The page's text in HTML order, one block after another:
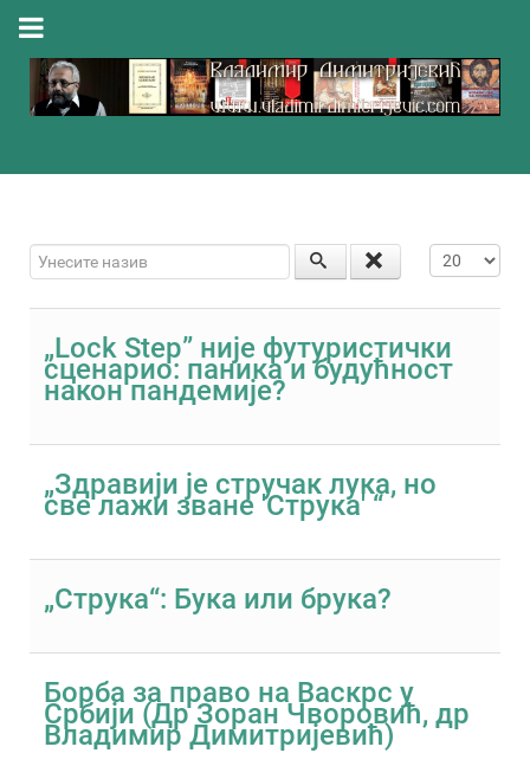
Унесите назив Приказ #
„Lock Step” није футуристички
сценарио: паника и будућност
након пандемије?
„Здравији је стручак лука, но
све лажи зване 'Струка' “
„Струка“: Бука или брука?
Борба за право на Васкрс у
Србији (Др Зоран Чворовић, др
Владимир Димитријевић)